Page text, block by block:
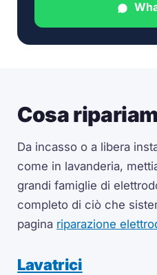
Cosa
Da incasso o a libera
come in lavanderia,
grandi famiglie di
completo di ciò che
pagina riparazione
Lavatrici